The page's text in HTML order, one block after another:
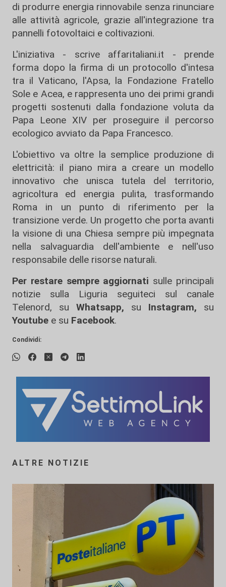
di produrre energia rinnovabile senza rinunciare
alle attività agricole, grazie all'integrazione tra
pannelli fotovoltaici e coltivazioni.
L'iniziativa - scrive affaritaliani.it - prende
forma dopo la firma di un protocollo d'intesa
tra il Vaticano, l'Apsa, la Fondazione Fratello
Sole e Acea, e rappresenta uno dei primi grandi
progetti sostenuti dalla fondazione voluta da
Papa Leone XIV per proseguire il percorso
ecologico avviato da Papa Francesco.
L'obiettivo va oltre la semplice produzione di
elettricità: il piano mira a creare un modello
innovativo che unisca tutela del territorio,
agricoltura ed energia pulita, trasformando
Roma in un punto di riferimento per la
transizione verde. Un progetto che porta avanti
la visione di una Chiesa sempre più impegnata
nella salvaguardia dell'ambiente e nell'uso
responsabile delle risorse naturali.
Per restare sempre aggiornati sulle principali
notizie sulla Liguria seguiteci sul canale
Telenord, su
Whatsapp, su Instagram, su
Youtube e su Facebook.
Condividi:
ALTRE NOTIZIE